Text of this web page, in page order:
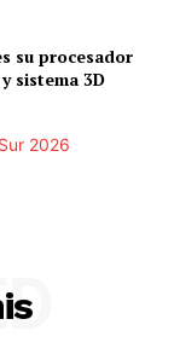
su procesador
sistema 3D